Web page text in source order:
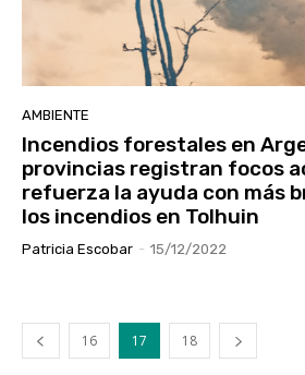
AMBIENTE
Incendios forestales en
provincias registran focos
refuerza la ayuda con más
los incendios en Tolhuin
Patricia Escobar - 15/12/2022
16 17 18